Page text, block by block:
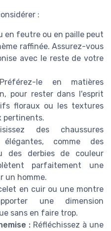
:
en feutre ou en paille peut
raffinée. Assurez-vous
avec le reste de votre
le en matières
pour rester dans l'esprit
floraux ou les textures
pertinents.
des chaussures
comme des
des derbies de couleur
parfaitement une
un homme.
en cuir ou une montre
une dimension
sans en faire trop.
: Réfléchissez à une